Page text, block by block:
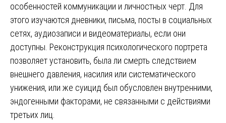
особенностей коммуникации и личностных черт. Для
этого изучаются дневники, письма, посты в социальных
сетях, аудиозаписи и видеоматериалы, если они
доступны. Реконструкция психологического портрета
позволяет установить, была ли смерть следствием
внешнего давления, насилия или систематического
унижения, или же суицид был обусловлен внутренними,
эндогенными факторами, не связанными с действиями
третьих лиц.